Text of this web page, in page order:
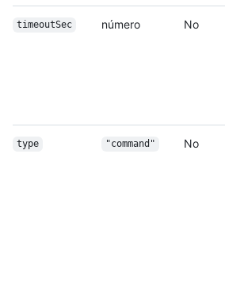
timeoutSec número No
type "command" No